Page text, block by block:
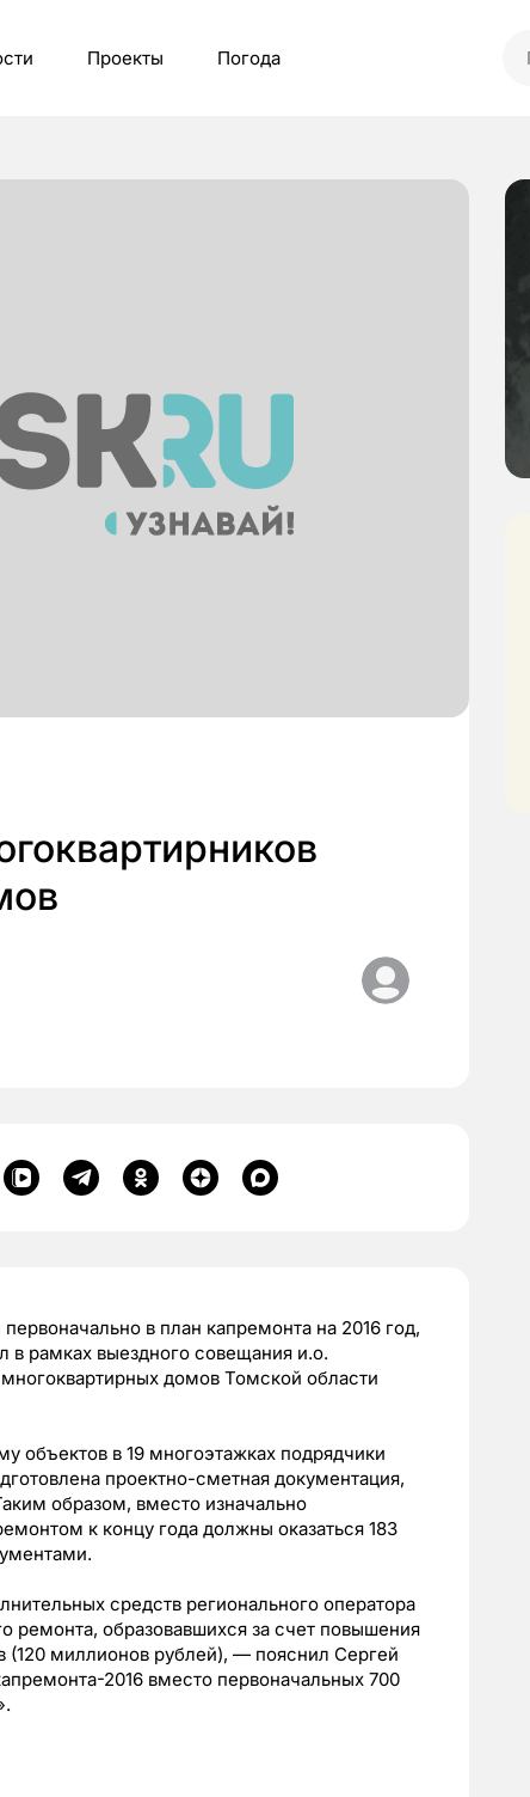
Проекты Погода
в план капремонта на 2016 год,
рамках выездного совещания и.о.
домов Томской области
объектов в 19 многоэтажках подрядчики
проектно-сметная документация,
образом, вместо изначально
к концу года должны оказаться 183
средств регионального оператора
ремонта, образовавшихся за счет повышения
(120 миллионов рублей), — пояснил Сергей
2016 вместо первоначальных 700